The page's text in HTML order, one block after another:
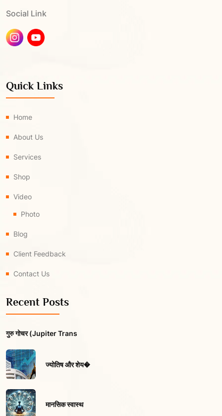
Social Link
Quick Links
Home
About Us
Services
Shop
Video
Photo
Blog
Client Feedback
Contact Us
Recent Posts
गुरु गोचर (Jupiter Trans
ज्योतिष और शेय�
मानसिक स्वास्थ